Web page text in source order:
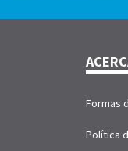
Formas
Política